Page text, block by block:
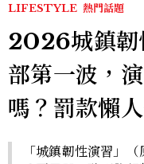
LIFESTYLE 熱門話題
2026城鎮韌
部第一波，
嗎？罰款懶
「城鎮韌性演習」